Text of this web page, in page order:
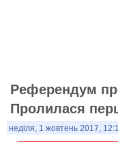
Референдум
Пролилася
неділя, 1 жовтень 2017,